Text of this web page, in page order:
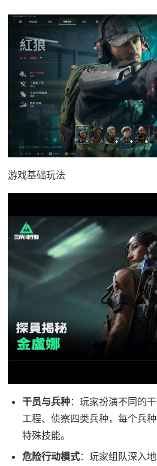
游戏基础玩法
干员与兵种：玩家扮演不同的
工程、侦察四类兵种，每个兵
特殊技能。
危险行动模式：玩家组队深入